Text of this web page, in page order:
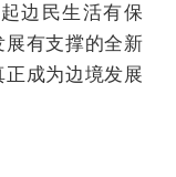
边民生活有保
有支撑的全新
成为边境发展